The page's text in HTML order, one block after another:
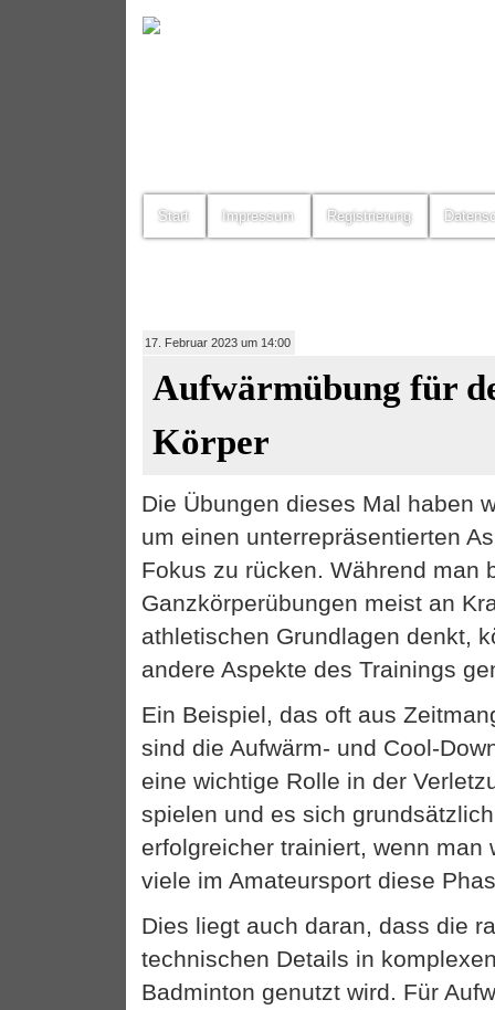
Start Impressum Registrierung
17. Februar 2023 um 14:00
Aufwärmübung für
Körper
Die Übungen dieses Mal haben
um einen unterrepräsentierten
Fokus zu rücken. Während man
Ganzkörperübungen meist an
athletischen Grundlagen denkt,
andere Aspekte des Trainings
Ein Beispiel, das oft aus
sind die Aufwärm- und Cool-
eine wichtige Rolle in der
spielen und es sich
erfolgreicher trainiert, wenn man
viele im Amateursport diese
Dies liegt auch daran, dass die
technischen Details in
Badminton genutzt wird. Für